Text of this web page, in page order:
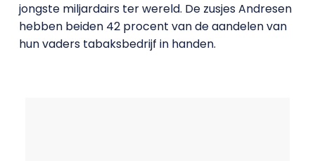
jongste miljardairs ter wereld. De zusjes Andresen
hebben beiden 42 procent van de aandelen van
hun vaders tabaksbedrijf in handen.